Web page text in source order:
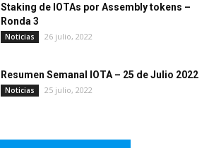
Staking de IOTAs por Assembly tokens –
Ronda 3
Noticias 26 julio, 2022
Resumen Semanal IOTA – 25 de Julio 2022
Noticias 25 julio, 2022